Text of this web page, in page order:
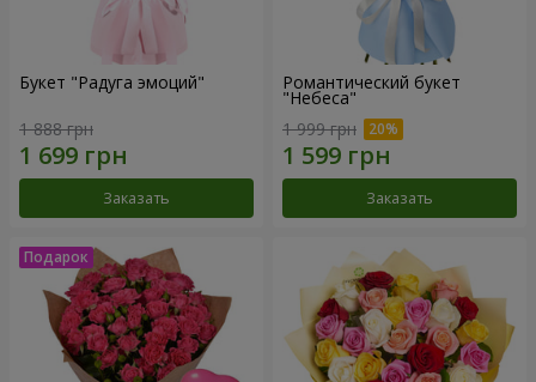
Букет "Радуга эмоций"
1 888 грн
Заказать
Романтический букет
"Небеса"
1 999 грн
Заказать